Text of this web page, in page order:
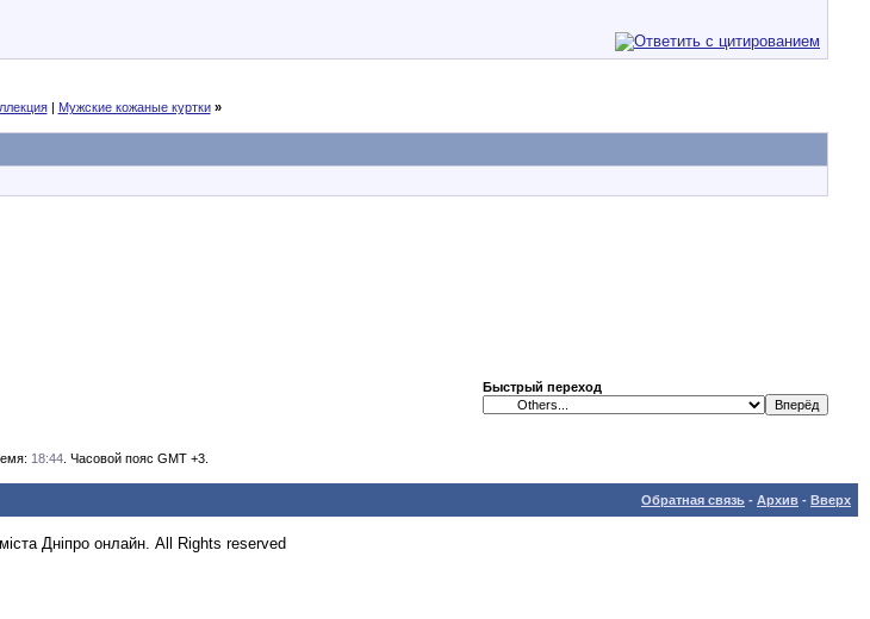
| Мужские кожаные куртки »
Быстрый переход
18:44 . Часовой пояс GMT +3.
Обратная связь - Архив - Вверх
Дніпро онлайн. All Rights reserved